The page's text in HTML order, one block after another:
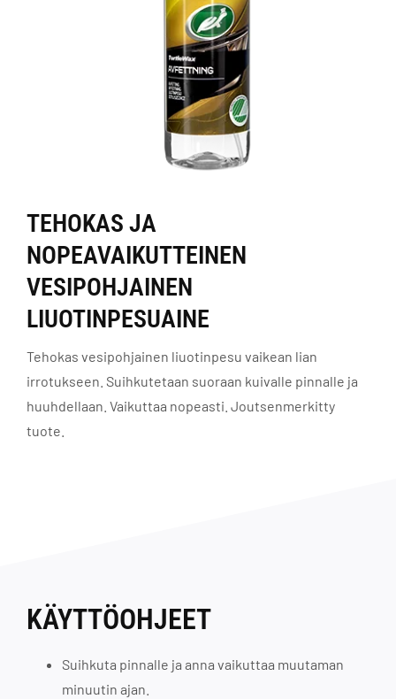
TEHOKAS JA
NOPEAVAIKUTTEINEN
VESIPOHJAINEN
LIUOTINPESUAINE
Tehokas vesipohjainen liuotinpesu vaikean lian
irrotukseen. Suihkutetaan suoraan kuivalle pinnalle ja
huuhdellaan. Vaikuttaa nopeasti. Joutsenmerkitty
tuote.
KÄYTTÖOHJEET
Suihkuta pinnalle ja anna vaikuttaa muutaman
minuutin ajan.